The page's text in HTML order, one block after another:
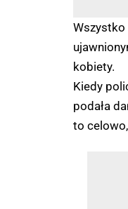
Wszystko
kobiety.
Kiedy
podała
to